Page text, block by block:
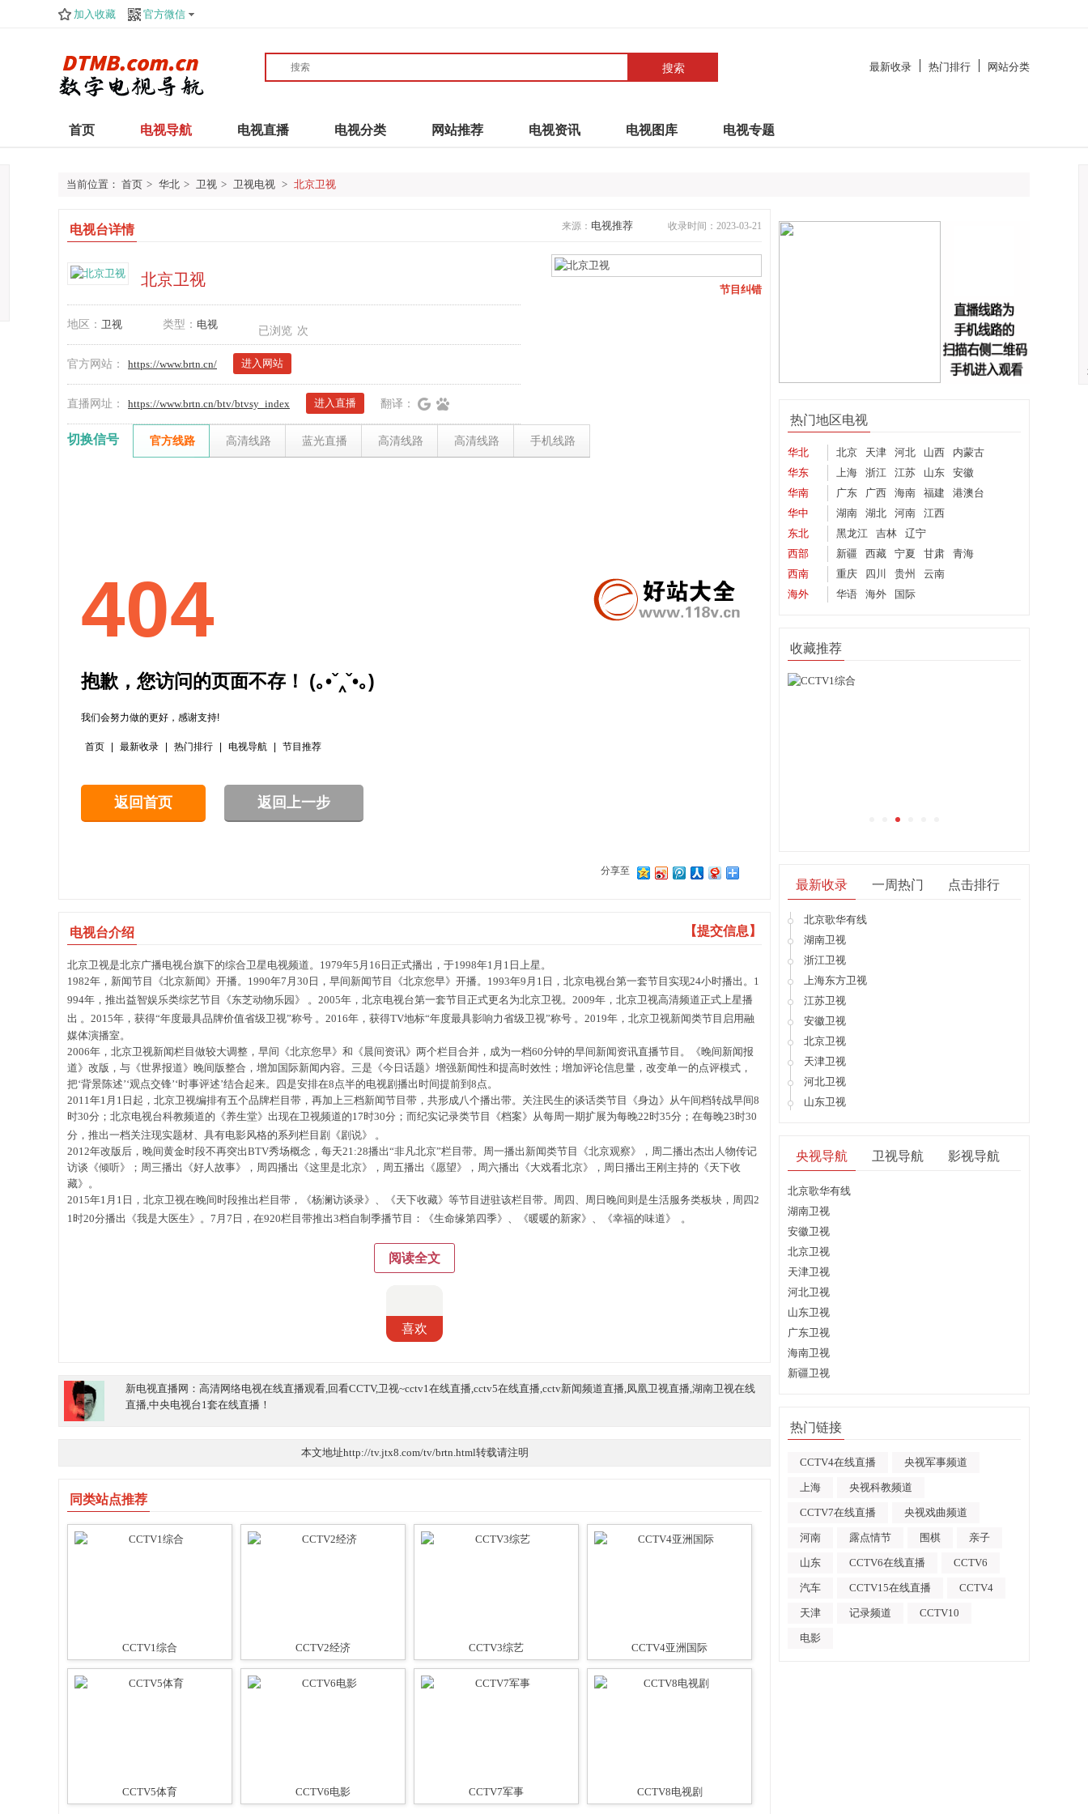
加入收藏 官方微信
搜索 最新收录 热门排行 网站分类
首页 电视导航 电视直播 电视分类 网站推荐 电视资讯 电视图库 电视专题
当前位置： 首页 > 华北 > 卫视 > 卫视电视 > 北京卫视
电视台详情 来源： 电视推荐 收录时间：2023-03-21
北京卫视
地区： 卫视 类型： 电视
已浏览 次
官方网站： https://www.brtn.cn/ 进入网站
直播网址： https://www.brtn.cn/btv/btvsy_index 进入直播 翻译：
节目纠错
切换信号 官方线路 高清线路 蓝光直播 高清线路 高清线路 手机线路
分享至
电视台介绍 【提交信息】
北京卫视是北京广播电视台旗下的综合卫星电视频道。1979年5月16日正式播出，于1998年1月1日上星。
1982年，新闻节目《北京新闻》开播。1990年7月30日，早间新闻节目《北京您早》开播。1993年9月1日，北京电视台第一套节目实现24小时播出。1
994年，推出益智娱乐类综艺节目《东芝动物乐园》
。2005年，北京电视台第一套节目正式更名为北京卫视。2009年，北京卫视高清频道正式上星播
出 。2015年，获得“年度最具品牌价值省级卫视”称号 。2016年，获得TV地标“年度最具影响力省级卫视”称号 。2019年，北京卫视新闻类节目启用融
媒体演播室。
2006年，北京卫视新闻栏目做较大调整，早间《北京您早》和《晨间资讯》两个栏目合并，成为一档60分钟的早间新闻资讯直播节目。《晚间新闻报
道》改版，与《世界报道》晚间版整合，增加国际新闻内容。三是《今日话题》增强新闻性和提高时效性；增加评论信息量，改变单一的点评模式，
把‘背景陈述’‘观点交锋’‘时事评述’结合起来。四是安排在8点半的电视剧播出时间提前到8点。
2011年1月1日起，北京卫视编排有五个品牌栏目带，再加上三档新闻节目带，共形成八个播出带。关注民生的谈话类节目《身边》从午间档转战早间8
时30分；北京电视台科教频道的《养生堂》出现在卫视频道的17时30分；而纪实记录类节目《档案》从每周一期扩展为每晚22时35分；在每晚23时30
分，推出一档关注现实题材、具有电影风格的系列栏目剧《剧说》
。
2012年改版后，晚间黄金时段不再突出BTV秀场概念，每天21:28播出“非凡北京”栏目带。周一播出新闻类节目《北京观察》，周二播出杰出人物传记
访谈《倾听》；周三播出《好人故事》，周四播出《这里是北京》，周五播出《愿望》，周六播出《大戏看北京》，周日播出王刚主持的《天下收
藏》。
2015年1月1日，北京卫视在晚间时段推出栏目带，《杨澜访谈录》、《天下收藏》等节目进驻该栏目带。周四、周日晚间则是生活服务类板块，周四2
1时20分播出《我是大医生》。7月7日，在920栏目带推出3档自制季播节目：《生命缘第四季》、《暖暖的新家》、《幸福的味道》
。
阅读全文
喜欢
新电视直播网：高清网络电视在线直播观看,回看CCTV,卫视~cctv1在线直播,cctv5在线直播,cctv新闻频道直播,凤凰卫视直播,湖南卫视在线
直播,中央电视台1套在线直播！
本文地址http://tv.jtx8.com/tv/brtn.html转载请注明
同类站点推荐
CCTV1综合 CCTV2经济 CCTV3综艺 CCTV4亚洲国际
CCTV5体育 CCTV6电影 CCTV7军事 CCTV8电视剧
热门地区电视
华北 北京 天津 河北 山西
内蒙古
华东
上海 浙江 江苏 山东
安徽
华南
广东 广西 海南 福建
港澳台
华中
湖南 湖北 河南
江西
东北
黑龙江 吉林
辽宁
西部
新疆 西藏 宁夏 甘肃
青海
西南
重庆 四川 贵州
云南
海外
华语 海外 国际
收藏推荐
凤凰卫视中文台
最新收录 一周热门 点击排行
北京歌华有线
湖南卫视
浙江卫视
上海东方卫视
江苏卫视
安徽卫视
北京卫视
天津卫视
河北卫视
山东卫视
央视导航 卫视导航 影视导航
北京歌华有线
湖南卫视
安徽卫视
北京卫视
天津卫视
河北卫视
山东卫视
广东卫视
海南卫视
新疆卫视
热门链接
CCTV4在线直播 央视军事频道
上海 央视科教频道
CCTV7在线直播 央视戏曲频道
河南 露点情节 围棋 亲子
山东 CCTV6在线直播 CCTV6
汽车 CCTV15在线直播 CCTV4
天津 记录频道 CCTV10
电影